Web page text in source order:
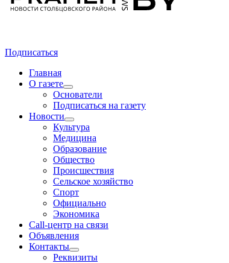
Подписаться
Главная
О газете
Основатели
Подписаться на газету
Новости
Культура
Медицина
Образование
Общество
Происшествия
Сельское хозяйство
Спорт
Официально
Экономика
Call-центр на связи
Объявления
Контакты
Реквизиты